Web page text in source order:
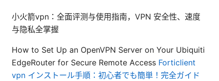
小火箭vpn：全面评测与使用指南，VPN 安全性、速度
与隐私全掌握
How to Set Up an OpenVPN Server on Your Ubiquiti
EdgeRouter for Secure Remote Access Forticlient
vpn インストール手順：初心者でも簡単！完全ガイド